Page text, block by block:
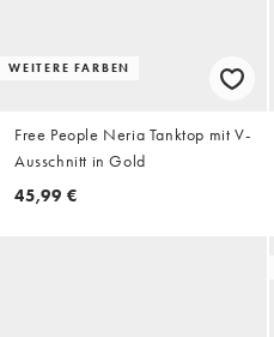
WEITERE FARBEN
Free People Neria Tanktop mit V-
Ausschnitt in Gold
45,99 €